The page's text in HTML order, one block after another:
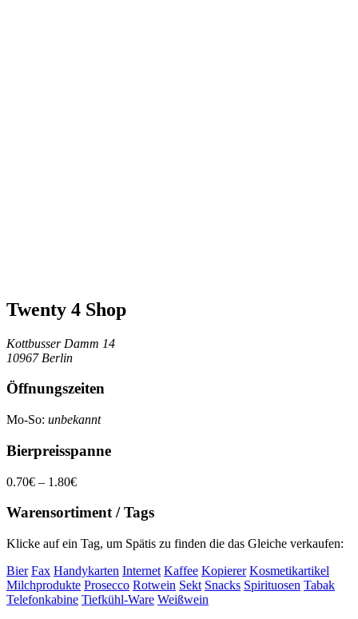
Twenty 4 Shop
Kottbusser Damm 14
10967 Berlin
Öffnungszeiten
Mo-So: unbekannt
Bierpreisspanne
0.70€ – 1.80€
Warensortiment / Tags
Klicke auf ein Tag, um Spätis zu finden die das Gleiche verkaufen:
Bier Fax Handykarten Internet Kaffee Kopierer Kosmetikartikel
Milchprodukte Prosecco Rotwein Sekt Snacks Spirituosen Tabak
Telefonkabine Tiefkühl-Ware Weißwein